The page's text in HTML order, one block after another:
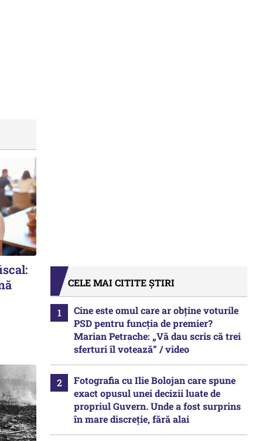
CELE MAI CITITE ȘTIRI
Cine este omul care ar obține voturile
PSD pentru funcția de premier?
Marian Petrache: „Vă dau scris că trei
sferturi îl votează” / video
Fotografia cu Ilie Bolojan care spune
exact opusul unei decizii luate de
propriul Guvern. Unde a fost surprins
în mare discreție, fără alai